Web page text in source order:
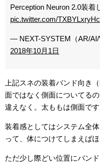
Perception Neuron 2.0装着
pic.twitter.com/TXBYLxryHc
— NEXT-SYSTEM（AR/
2018年10月1日
上記スネの装着バンド向き
面ではなく側面についてる
違えなく。太ももは側面です
装着感としてはシステム全
って、体につけてしまえば
ただ少し際どい位置にバン